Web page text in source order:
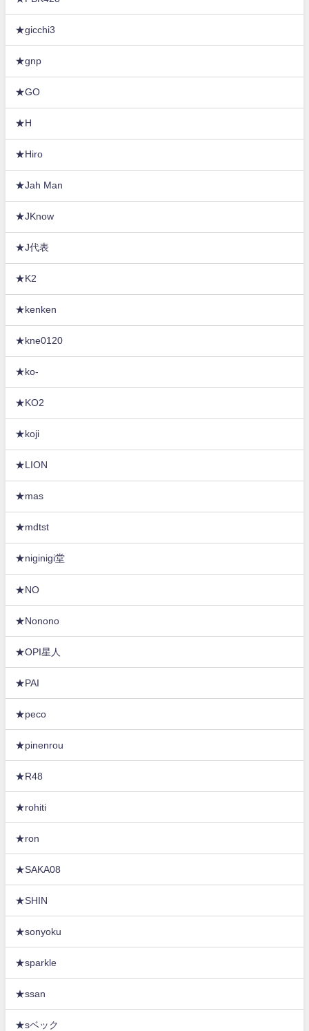
★gicchi3
★gnp
★GO
★H
★Hiro
★Jah Man
★JKnow
★J代表
★K2
★kenken
★kne0120
★ko-
★KO2
★koji
★LION
★mas
★mdtst
★niginigi堂
★NO
★Nonono
★OPI星人
★PAI
★peco
★pinenrou
★R48
★rohiti
★ron
★SAKA08
★SHIN
★sonyoku
★sparkle
★ssan
★sベック